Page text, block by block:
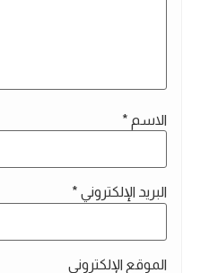
الاسم *
البريد الإلكتروني *
الموقع الإلكتروني